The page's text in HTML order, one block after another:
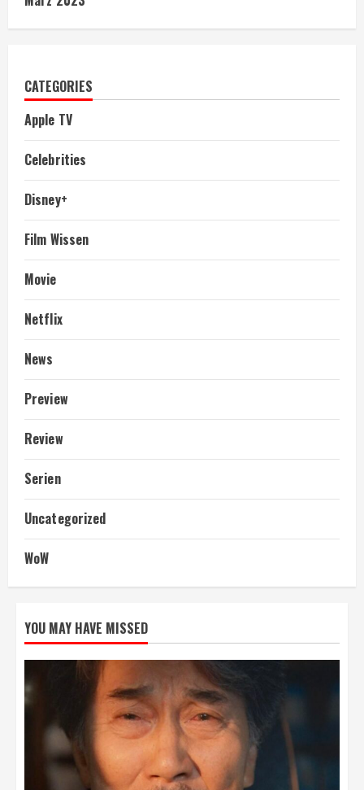
CATEGORIES
Apple TV
Celebrities
Disney+
Film Wissen
Movie
Netflix
News
Preview
Review
Serien
Uncategorized
WoW
YOU MAY HAVE MISSED